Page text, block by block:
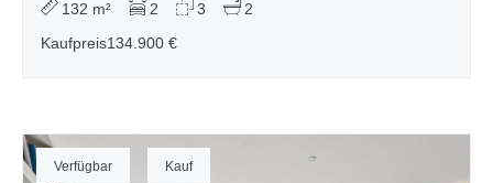
132 m² 2 3
2
Kaufpreis134.900 €
Verfügbar Kauf